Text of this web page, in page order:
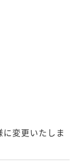
変更いたしま